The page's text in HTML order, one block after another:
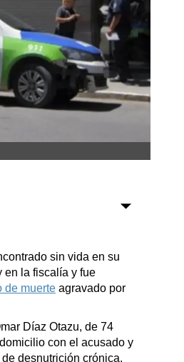
sin vida en su
en la fiscalía y fue
de muerte agravado por
Díaz Otazu, de 74
con el acusado y
desnutrición crónica.